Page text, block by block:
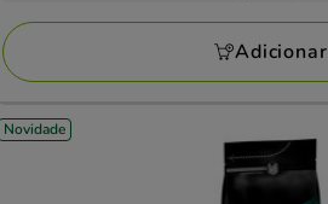
90.59€
Adicionar
Novidade